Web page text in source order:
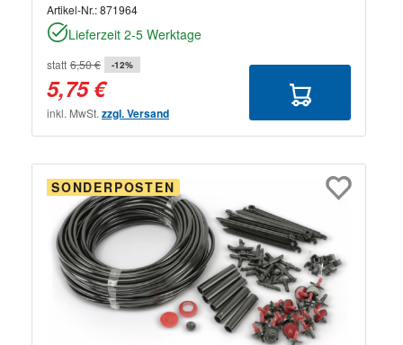
Artikel-Nr.:871964
Lieferzeit 2-5 Werktage
statt 6,50 € -12%
5,75 €
inkl. MwSt. zzgl. Versand
SONDERPOSTEN